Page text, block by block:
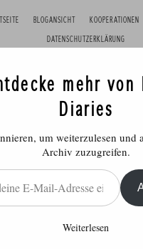
BLOGANSICHT KOOPERATIONEN
DATENSCHUTZERKLÄRUNG
mehr von
Diaries
um weiterzulesen und
Archiv zuzugreifen.
Weiterlesen